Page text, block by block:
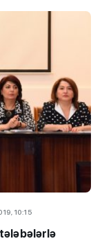
10:15